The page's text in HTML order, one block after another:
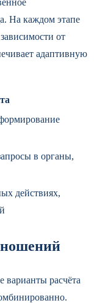
На каждом этапе
от
адаптивную
в органы,
действиях,
варианты расчёта